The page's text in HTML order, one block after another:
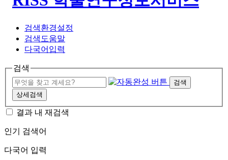
검색환경설정
검색도움말
다국어입력
검색
검색
상세검색
결과 내 재검색
인기 검색어
다국어 입력